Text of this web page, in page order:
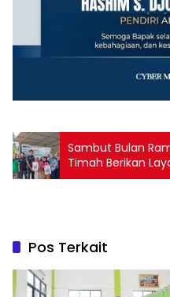
Sambut Bulan
Timah Berikan
Masyarakat Desa
Pos Terkait